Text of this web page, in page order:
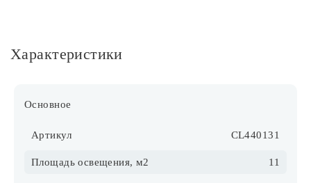
Характеристики
Основное
Артикул CL440131
Площадь освещения, м2 11